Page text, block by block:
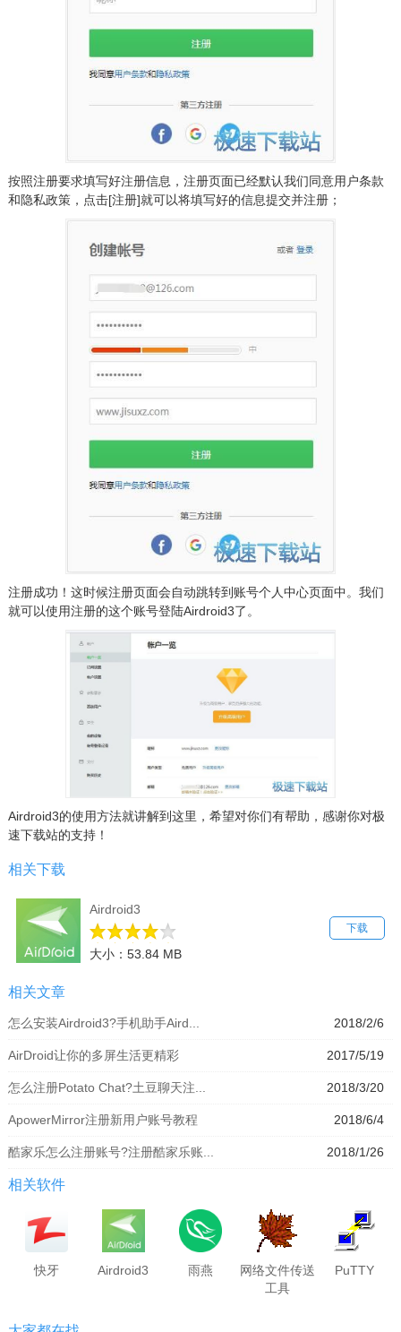
按照注册要求填写好注册信息，注册页面已经默认我们同意用户条款
和隐私政策，点击[注册]就可以将填写好的信息提交并注册；
注册成功！这时候注册页面会自动跳转到账号个人中心页面中。我们
就可以使用注册的这个账号登陆Airdroid3了。
Airdroid3的使用方法就讲解到这里，希望对你们有帮助，感谢你对极
速下载站的支持！
相关下载
下载
Airdroid3
大小：53.84 MB
相关文章
2018/2/6
怎么安装Airdroid3?手机助手Aird...
2017/5/19
AirDroid让你的多屏生活更精彩
2018/3/20
怎么注册Potato Chat?土豆聊天注...
2018/6/4
ApowerMirror注册新用户账号教程
2018/1/26
酷家乐怎么注册账号?注册酷家乐账...
相关软件
快牙 Airdroid3 雨燕
网络文件传送
工具
PuTTY